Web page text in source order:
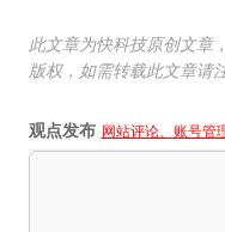
此文章为快科技原创文章
版权，如需转载此文章请
观点发布 网站评论、账号管